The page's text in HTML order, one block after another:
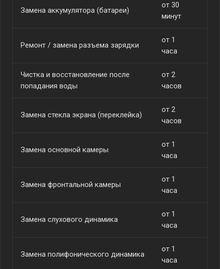
Замена аккумулятора (батареи)
от 30
минут
Ремонт / замена разъема зарядки
от 1
часа
Чистка и восстановление после
попадания воды
от 2
часов
Замена стекла экрана (переклейка)
от 2
часов
Замена основной камеры
от 1
часа
Замена фронтальной камеры
от 1
часа
Замена слухового динамика
от 1
часа
Замена полифонического динамика
от 1
часа